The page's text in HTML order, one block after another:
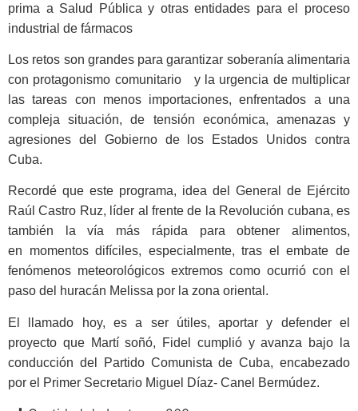
prima a Salud Pública y otras entidades para el proceso
industrial de fármacos
Los retos son grandes para garantizar soberanía alimentaria
con protagonismo comunitario y la urgencia de multiplicar
las tareas con menos importaciones, enfrentados a una
compleja situación, de tensión económica, amenazas y
agresiones del Gobierno de los Estados Unidos contra
Cuba.
Recordé que este programa, idea del General de Ejército
Raúl Castro Ruz, líder al frente de la Revolución cubana, es
también la vía más rápida para obtener alimentos,
en momentos difíciles, especialmente, tras el embate de
fenómenos meteorológicos extremos como ocurrió con el
paso del huracán Melissa por la zona oriental.
El llamado hoy, es a ser útiles, aportar y defender el
proyecto que Martí soñó, Fidel cumplió y avanza bajo la
conducción del Partido Comunista de Cuba, encabezado
por el Primer Secretario Miguel Díaz- Canel Bermúdez.